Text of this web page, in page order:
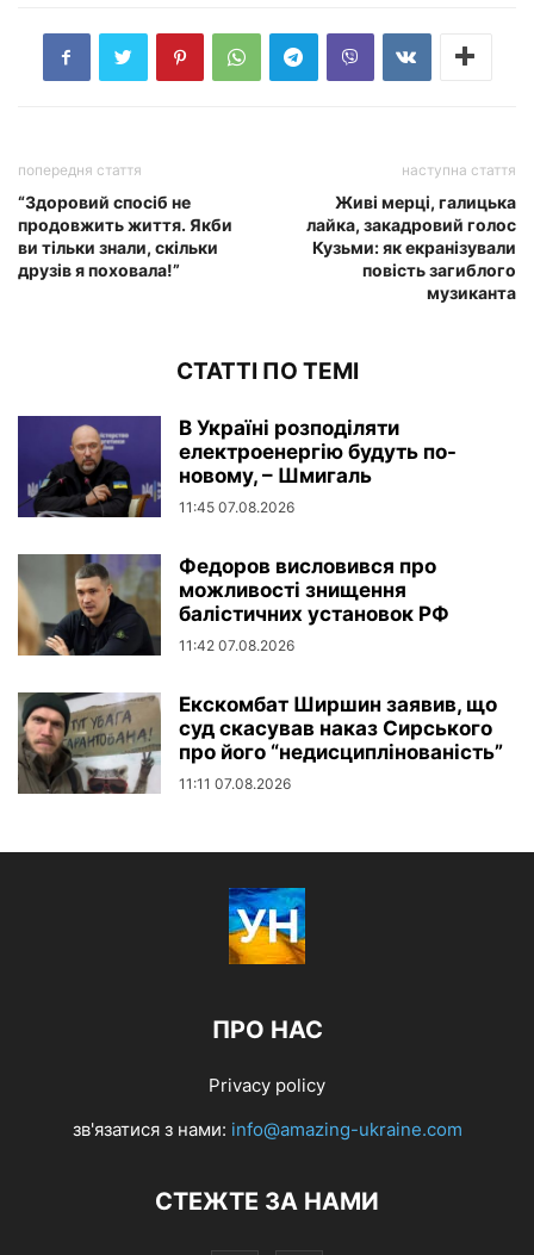
попередня стаття
“Здоровий спосіб не
продовжить життя. Якби
ви тільки знали, скільки
друзів я поховала!”
наступна стаття
Живі мерці, галицька
лайка, закадровий голос
Кузьми: як екранізували
повість загиблого
музиканта
СТАТТІ ПО ТЕМІ
В Україні розподіляти
електроенергію будуть по-
новому, – Шмигаль
11:45 07.08.2026
Федоров висловився про
можливості знищення
балістичних установок РФ
11:42 07.08.2026
Екскомбат Ширшин заявив, що
суд скасував наказ Сирського
про його “недисциплінованість”
11:11 07.08.2026
ПРО НАС
Privacy policy
зв'язатися з нами: info@amazing-ukraine.com
СТЕЖТЕ ЗА НАМИ